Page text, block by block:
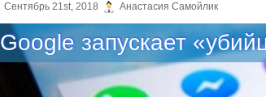
Сентябрь 21st, 2018 Анастасия Самойлик
Google запускает